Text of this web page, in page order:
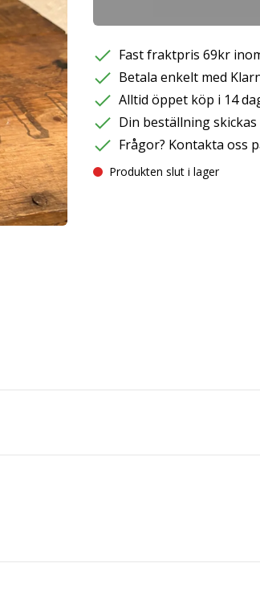
Fast fraktpris 69kr
Betala enkelt med
Alltid öppet köp i 14
Din beställning
Frågor? Kontakta oss
Produkten slut i lager